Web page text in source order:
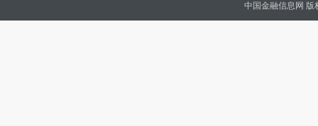
中国金融信息网 版